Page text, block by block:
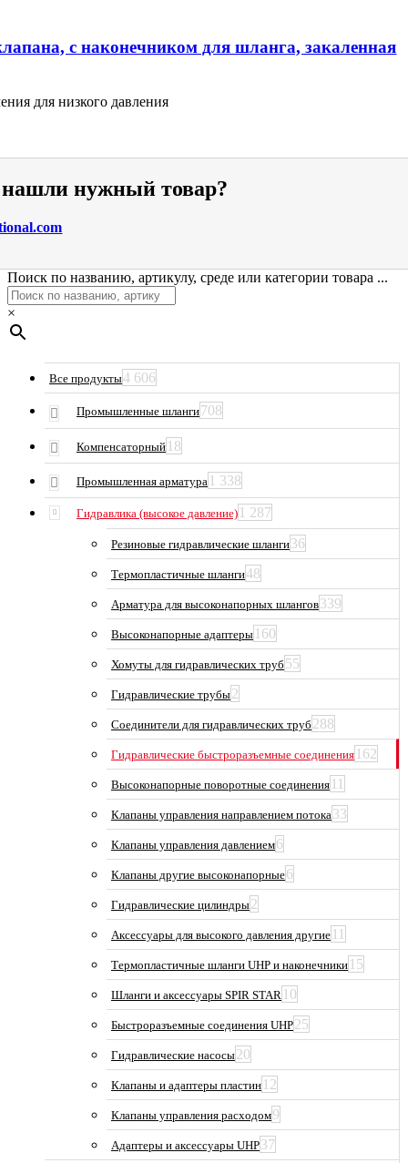
с наконечником для шланга, закаленная
для низкого давления
нужный товар?
Поиск по названию, артикулу, среде или категории товара ...
×
Все продукты4 606
Промышленные шланги708
Компенсаторный 18
Промышленная арматура 1 338
Гидравлика (высокое давление) 1 287
Резиновые гидравлические шланги36
Термопластичные шланги48
Арматура для высоконапорных шлангов339
Высоконапорные адаптеры 160
Хомуты для гидравлических труб 55
Гидравлические трубы2
Соединители для гидравлических труб 288
Гидравлические быстроразъемные соединения 162
Высоконапорные поворотные соединения 11
Клапаны управления направлением потока33
Клапаны управления давлением6
Клапаны другие высоконапорные6
Гидравлические цилиндры2
Аксессуары для высокого давления другие 11
Термопластичные шланги UHP и наконечники 15
Шланги и аксессуары SPIR STAR 10
Быстроразъемные соединения UHP25
Гидравлические насосы20
Клапаны и адаптеры пластин 12
Клапаны управления расходом9
Адаптеры и аксессуары UHP37